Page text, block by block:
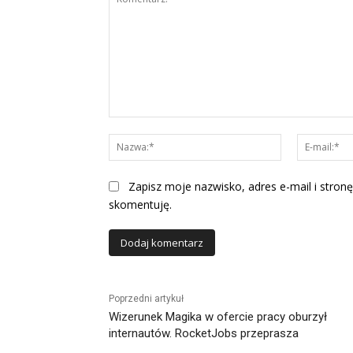
Nazwa:*
Zapisz moje nazwisko, adres e-mail i
skomentuję.
Poprzedni artykuł
Wizerunek Magika w ofercie pracy oburzył
internautów. RocketJobs przeprasza